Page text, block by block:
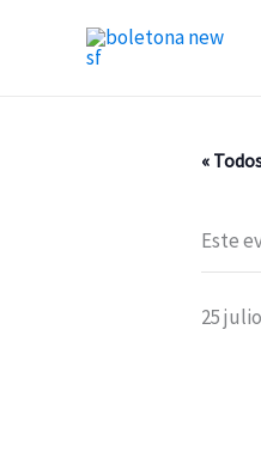
«
Este
25